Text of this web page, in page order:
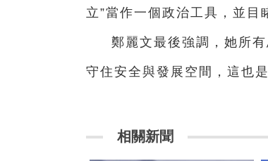
立”當作一個政治工具，並目
鄭麗文最後強調，她所
守住安全與發展空間，這也
相關新聞